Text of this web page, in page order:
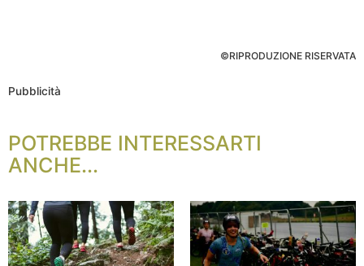
©RIPRODUZIONE RISERVATA
Pubblicità
POTREBBE INTERESSARTI
ANCHE...